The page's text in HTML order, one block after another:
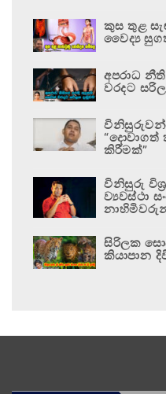
කුස තුළ
වෛද්‍ය
අපරාධ
වරදට
කිරීමක්”
විනිසුරු
ව්‍යවස්ථා
සිරිලක
කියාපාන